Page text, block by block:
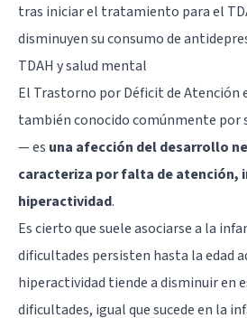
tras iniciar el tratamiento para el
disminuyen su consumo de
TDAH y salud mental
El Trastorno por Déficit de Atención
también conocido comúnmente por
— es una afección del desarrollo
caracteriza por falta de atención,
hiperactividad.
Es cierto que suele asociarse a la
dificultades persisten hasta la edad
hiperactividad tiende a disminuir en
dificultades, igual que sucede en la